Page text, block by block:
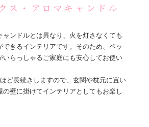
ス・アロマキャンドル
ャンドルとは異なり、火を灯さなくても
できるインテリアです。そのため、ペッ
いらっしゃるご家庭にも安心してお使い
ど長続きしますので、玄関や枕元に置い
の壁に掛けてインテリアとしてもお楽し